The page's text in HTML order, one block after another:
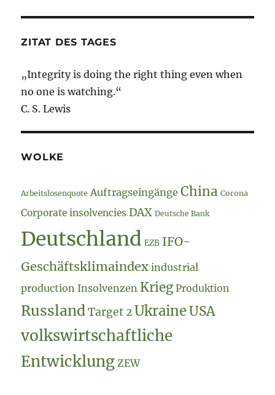
ZITAT DES TAGES
„Integrity is doing the right thing even when
no one is watching.“
C. S. Lewis
WOLKE
Arbeitslosenquote Auftragseingänge China Corona
Corporate insolvencies DAX Deutsche Bank
Deutschland EZB IFO-
Geschäftsklimaindex industrial
production Insolvenzen Krieg Produktion
Russland Target 2 Ukraine USA
volkswirtschaftliche
Entwicklung ZEW